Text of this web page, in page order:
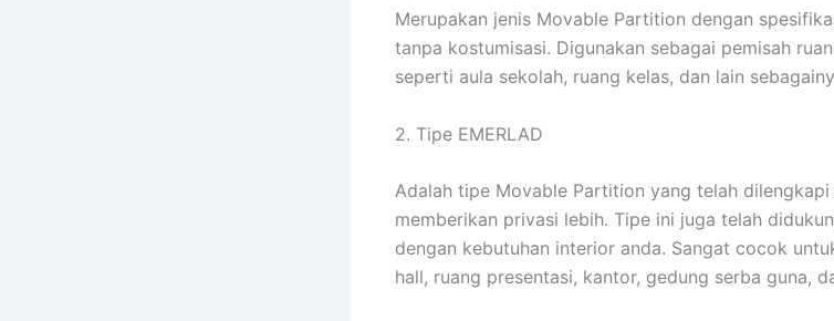
Merupakan jenis Movable Partition dengan
tanpa kostumisasi. Digunakan sebagai pemisah
seperti aula sekolah, ruang kelas, dan lain
2. Tipe EMERLAD
Adalah tipe Movable Partition yang telah
memberikan privasi lebih. Tipe ini juga telah
dengan kebutuhan interior anda. Sangat cocok
hall, ruang presentasi, kantor, gedung serba guna,